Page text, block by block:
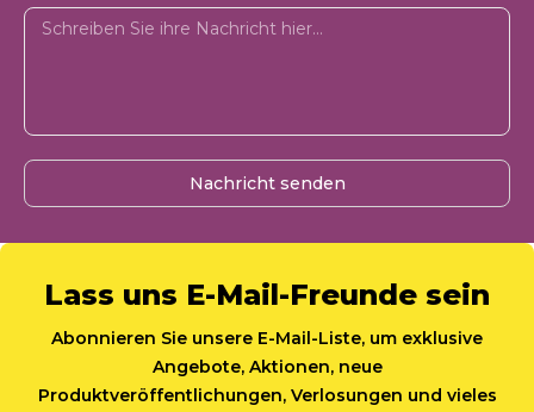
Nachricht senden
Lass uns E-Mail-Freunde sein
Abonnieren Sie unsere E-Mail-Liste, um exklusive
Angebote, Aktionen, neue
Produktveröffentlichungen, Verlosungen und vieles